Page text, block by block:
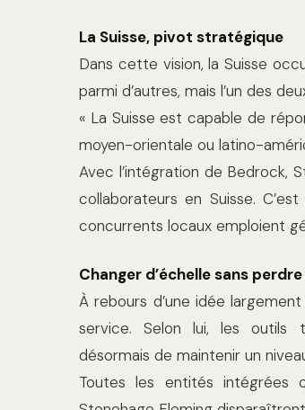
La Suisse, pivot stratégique
Dans cette vision, la Suisse
parmi d’autres, mais l’un des
« La Suisse est capable de
moyen-orientale ou latino-
Avec l’intégration de Bedrock,
collaborateurs en Suisse.
concurrents locaux emploient
Changer d’échelle sans
À rebours d’une idée
service. Selon lui, les outils
désormais de maintenir un
Toutes les entités intégrées